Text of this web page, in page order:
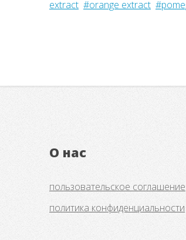
extract #orange extract
О нас
пользовательское соглашение
политика конфиденциальности